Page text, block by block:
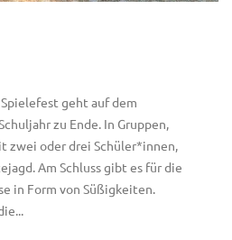
geht auf dem
zu Ende. In Gruppen,
zwei oder drei Schüler*innen,
Am Schluss gibt es für die
in Form von Süßigkeiten.